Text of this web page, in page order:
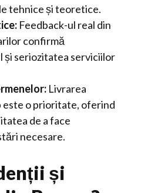
tehnice și teoretice.
Feedback-ul real din
confirmă
și seriozitatea serviciilor
Livrarea
este o prioritate, oferind
de a face
necesare.
și